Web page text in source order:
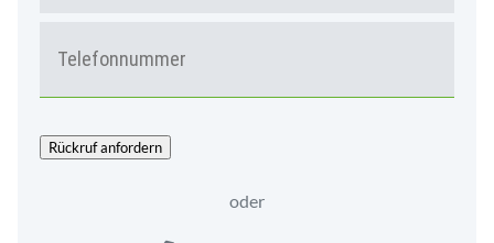
E
Rückruf anfordern
oder